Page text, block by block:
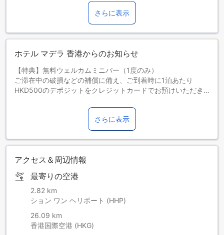
さらに表示
ホテル マデラ 香港からのお知らせ
【特典】無料ウェルカムミニバー（1度のみ）
ご滞在中の破損などの補償に備え、ご到着時に1泊あたり
HKD500のデポジットをクレジットカードでお預けいただき
カードを通じて全額返金されますが、当施設の点検後となり
当施設にはいくつかの設定がございます。お部屋は空室状況
によりご利用いただけます。
対応できない場合がございます。
さらに表示
アクセス＆周辺情報
最寄りの空港
2.82 km
ション ワン ヘリポート (HHP)
26.09 km
香港国際空港 (HKG)